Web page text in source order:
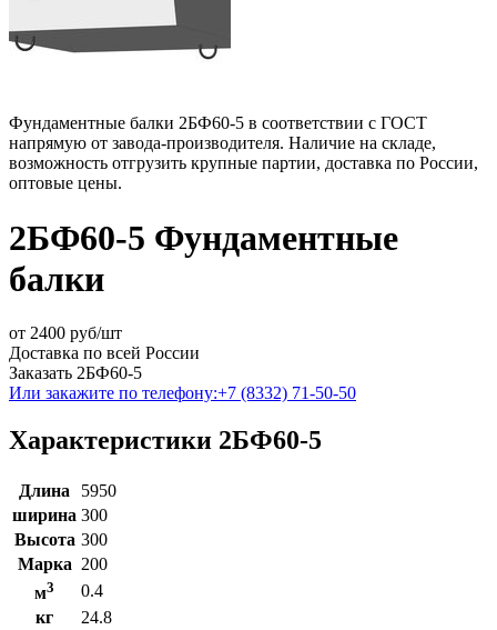
Фундаментные балки 2БФ60-5 в соответствии с ГОСТ
напрямую от завода-производителя. Наличие на складе,
возможность отгрузить крупные партии, доставка по России,
оптовые цены.
2БФ60-5 Фундаментные
балки
от 2400 руб/шт
Доставка по всей России
Заказать 2БФ60-5
Или закажите по телефону:+7 (8332) 71-50-50
Характеристики 2БФ60-5
Длина
5950
ширина 300
Высота 300
Марка 200
м3
0.4
кг
24.8